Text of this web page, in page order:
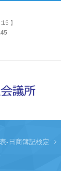
】
-日商簿記検定